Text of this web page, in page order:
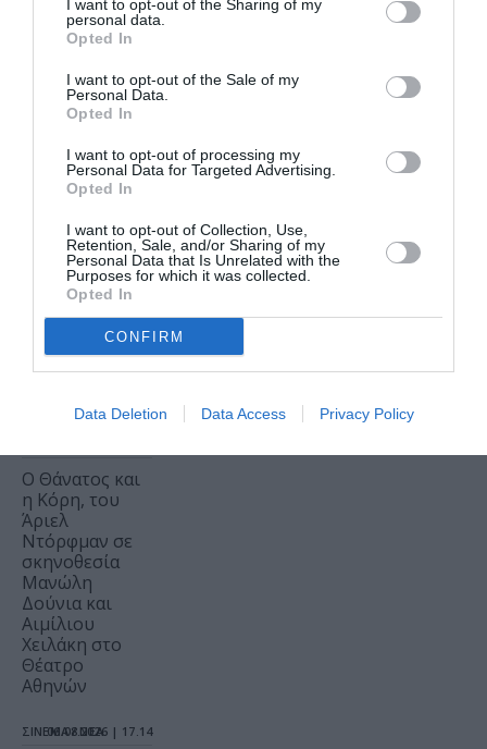
I want to opt-out of the Sharing of my
personal data.
Opted In
I want to opt-out of the Sale of my
Personal Data.
Opted In
I want to opt-out of processing my
Personal Data for Targeted Advertising.
Opted In
I want to opt-out of Collection, Use,
Retention, Sale, and/or Sharing of my
Personal Data that Is Unrelated with the
Purposes for which it was collected.
Opted In
CONFIRM
Data Deletion Data Access Privacy Policy
Καλλιτέχνη*]
*Η Ήβη ήταν
Παγκόσμια
πρεμιέρα στο
Δημοτικό
Πειραιά
06.08.2026 | 18.01
Η Μουσική
Τεχνόπολη
υποδέχεται
έναν δυναμικό
συναυλιακό
Ο Θάνατος και
η Κόρη, του
Άριελ
Ντόρφμαν σε
σκηνοθεσία
Μανώλη
Δούνια και
Αιμίλιου
Χειλάκη στο
Θέατρο
Αθηνών
ΣΙΝΕΜΑ / ΝΕΑ
06.08.2026 | 17.14